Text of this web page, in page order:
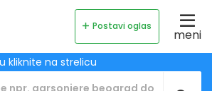
Postavi oglas
meni
kliknite na strelicu